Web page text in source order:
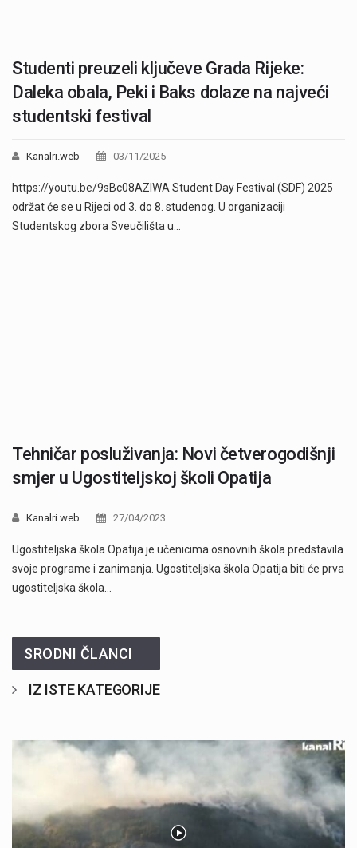
Studenti preuzeli ključeve Grada Rijeke:
Daleka obala, Peki i Baks dolaze na najveći
studentski festival
Kanalri.web 03/11/2025
https://youtu.be/9sBc08AZIWA Student Day Festival (SDF) 2025
održat će se u Rijeci od 3. do 8. studenog. U organizaciji
Studentskog zbora Sveučilišta u…
Tehničar posluživanja: Novi četverogodišnji
smjer u Ugostiteljskoj školi Opatija
Kanalri.web 27/04/2023
Ugostiteljska škola Opatija je učenicima osnovnih škola predstavila
svoje programe i zanimanja. Ugostiteljska škola Opatija biti će prva
ugostiteljska škola…
SRODNI ČLANCI
IZ ISTE KATEGORIJE